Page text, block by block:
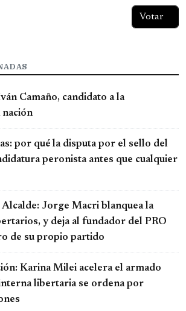
Camaño, candidato a la
nación
por qué la disputa por el sello del
peronista antes que cualquier
Jorge Macri blanquea la
y deja al fundador del PRO
de su propio partido
Karina Milei acelera el armado
libertaria se ordena por